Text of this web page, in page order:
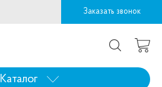
Заказать звонок
Каталог